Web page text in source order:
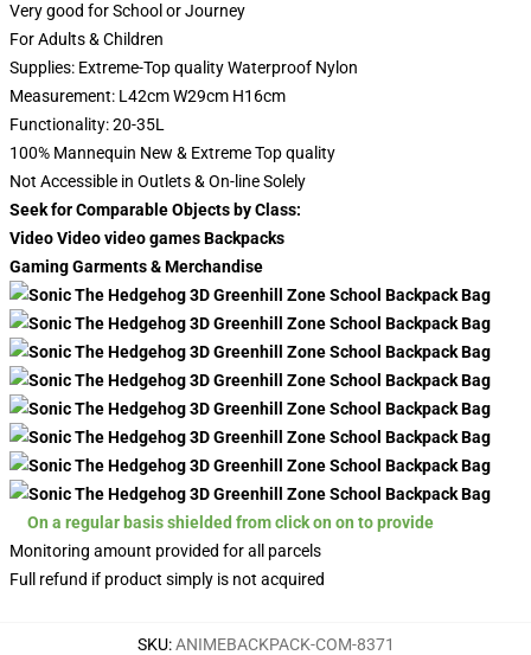
Very good for School or Journey
For Adults & Children
Supplies: Extreme-Top quality Waterproof Nylon
Measurement: L42cm W29cm H16cm
Functionality: 20-35L
100% Mannequin New & Extreme Top quality
Not Accessible in Outlets & On-line Solely
Seek for Comparable Objects by Class:
Video Video video games Backpacks
Gaming Garments & Merchandise
On a regular basis shielded from click on on to provide
Monitoring amount provided for all parcels
Full refund if product simply is not acquired
SKU:ANIMEBACKPACK-COM-8371